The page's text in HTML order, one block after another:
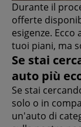
Durante il
offerte
esigenze.
tuoi piani, ma
Se stai
auto più
Se stai
solo o in
un'auto di